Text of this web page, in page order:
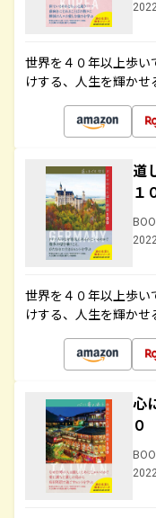
世界を４０年以上歩
けする、人生を輝か
道
１
世界を４０年以上歩
けする、人生を輝か
心
０